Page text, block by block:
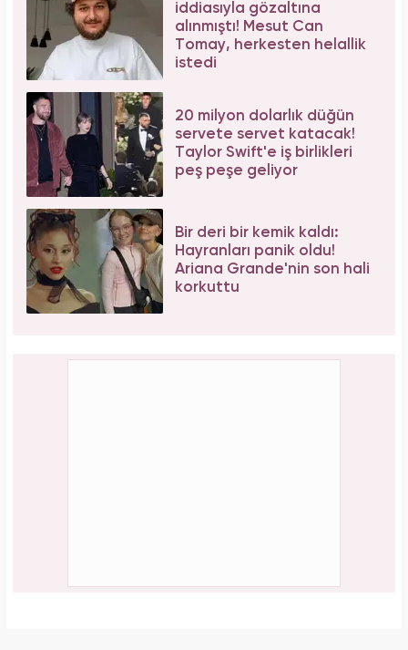
iddiasıyla gözaltına
alınmıştı! Mesut Can
Tomay, herkesten helallik
istedi
20 milyon dolarlık düğün
servete servet katacak!
Taylor Swift'e iş birlikleri
peş peşe geliyor
Bir deri bir kemik kaldı:
Hayranları panik oldu!
Ariana Grande'nin son hali
korkuttu